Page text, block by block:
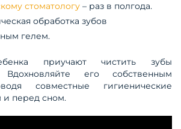
стоматологу – раз в полгода.
обработка зубов
гелем.
приучают чистить зубы
Вдохновляйте его собственным
совместные гигиенические
и перед сном.